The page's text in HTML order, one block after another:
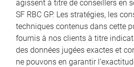
agissent à titre de conseillers en
SF RBC GP. Les stratégies, les
techniques contenus dans cette
fournis à nos clients à titre
des données jugées exactes et
ne pouvons en garantir